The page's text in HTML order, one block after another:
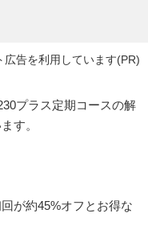
広告を利用しています(PR)
プラス定期コースの解
す。
が約45%オフとお得な